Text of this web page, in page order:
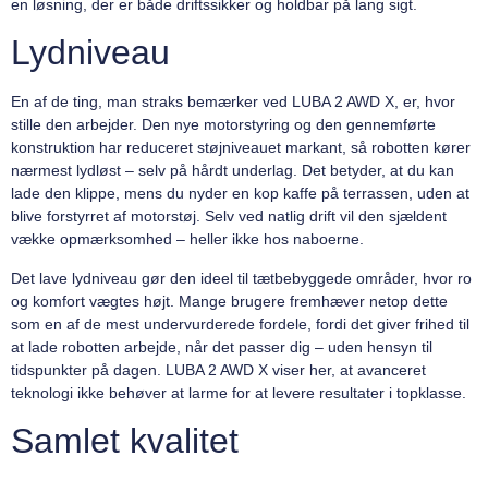
en løsning, der er både driftssikker og holdbar på lang sigt.
Lydniveau
En af de ting, man straks bemærker ved LUBA 2 AWD X, er, hvor
stille den arbejder. Den nye motorstyring og den gennemførte
konstruktion har reduceret støjniveauet markant, så robotten kører
nærmest lydløst – selv på hårdt underlag. Det betyder, at du kan
lade den klippe, mens du nyder en kop kaffe på terrassen, uden at
blive forstyrret af motorstøj. Selv ved natlig drift vil den sjældent
vække opmærksomhed – heller ikke hos naboerne.
Det lave lydniveau gør den ideel til tætbebyggede områder, hvor ro
og komfort vægtes højt. Mange brugere fremhæver netop dette
som en af de mest undervurderede fordele, fordi det giver frihed til
at lade robotten arbejde, når det passer dig – uden hensyn til
tidspunkter på dagen. LUBA 2 AWD X viser her, at avanceret
teknologi ikke behøver at larme for at levere resultater i topklasse.
Samlet kvalitet